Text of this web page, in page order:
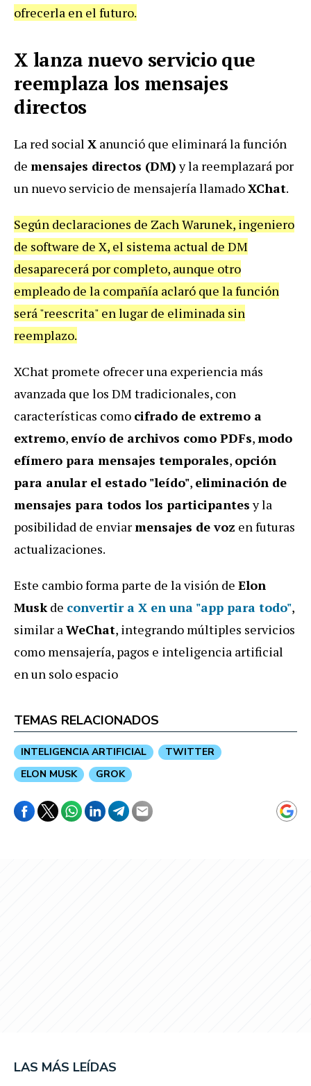
ofrecerla en el futuro.
X lanza nuevo servicio que
reemplaza los mensajes
directos
La red social X anunció que eliminará la función
de mensajes directos (DM)y la reemplazará por
un nuevo servicio de mensajería llamadoXChat.
Según declaraciones de Zach Warunek, ingeniero
de software de X, el sistema actual de DM
desaparecerá por completo, aunque otro
empleado de la compañía aclaró que la función
será "reescrita" en lugar de eliminada sin
reemplazo.
XChat promete ofrecer una experiencia más
avanzada que los DM tradicionales, con
características como cifrado de extremo a
extremo, envío de archivos como PDFs,modo
efímero para mensajes temporales, opción
para anular el estado "leído", eliminación de
mensajes para todos los participantesy la
posibilidad de enviarmensajes de voz en futuras
actualizaciones.
Este cambio forma parte de la visión de Elon
Muskde convertir a X en una "app para todo",
similar aWeChat, integrando múltiples servicios
como mensajería, pagos e inteligencia artificial
en un solo espacio
TEMAS RELACIONADOS
INTELIGENCIA ARTIFICIAL
TWITTER
ELON MUSK
GROK
LAS MÁS LEÍDAS